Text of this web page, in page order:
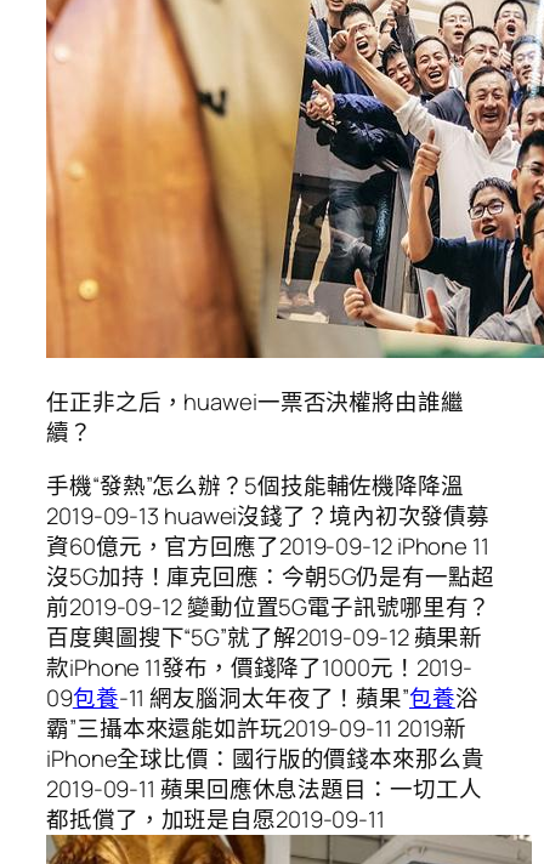
任正非之后，huawei一票否決權將由誰繼
續？
手機“發熱”怎么辦？5個技能輔佐機降降溫
2019-09-13 huawei沒錢了？境內初次發債募
資60億元，官方回應了2019-09-12 iPhone 11
沒5G加持！庫克回應：今朝5G仍是有一點超
前2019-09-12 變動位置5G電子訊號哪里有？
百度輿圖搜下“5G”就了解2019-09-12 蘋果新
款iPhone 11發布，價錢降了1000元！2019-
09包養-11 網友腦洞太年夜了！蘋果”包養浴
霸”三攝本來還能如許玩2019-09-11 2019新
iPhone全球比價：國行版的價錢本來那么貴
2019-09-11 蘋果回應休息法題目：一切工人
都抵償了，加班是自愿2019-09-11